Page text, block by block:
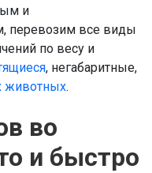
и
перевозим все виды
по весу и
, негабаритные,
.
во
и быстро